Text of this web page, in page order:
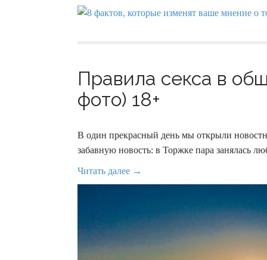
Правила секса в
фото) 18+
В один прекрасный день мы открыли
забавную новость: в Торжке пара занялась
Читать далее →